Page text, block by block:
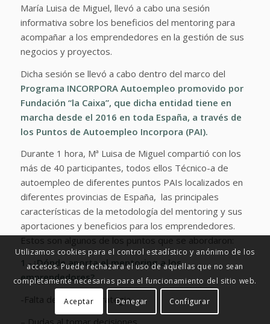
María Luisa de Miguel, llevó a cabo una sesión
informativa sobre los beneficios del mentoring para
acompañar a los emprendedores en la gestión de sus
negocios y proyectos.
Dicha sesión se llevó a cabo dentro del marco del
Programa INCORPORA Autoempleo promovido por
Fundación “la Caixa”, que dicha entidad tiene en
marcha desde el 2016 en toda España, a través de
los Puntos de Autoempleo Incorpora (PAI).
Durante 1 hora, Mª Luisa de Miguel compartió con los
más de 40 participantes, todos ellos Técnico-a de
autoempleo de diferentes puntos PAIs localizados en
diferentes provincias de España, las principales
características de la metodología del mentoring y sus
aportaciones y beneficios para los emprendedores.
Estos son algunos de los puntos que se abordaron:
1.-¿Dónde aporta el mentoring a los
emprendedores?
-Falta de foco y estrategia
– Dudas al tomar decisiones
Utilizamos cookies para el control estadístico y anónimo de los
accesos. Puede rechazara el uso de aquellas que no sean
completamente necesarias para el funcionamiento del sitio web.
Aceptar
Denegar Configurar